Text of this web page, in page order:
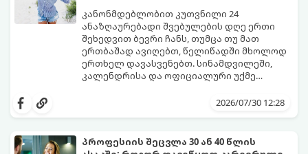
კანონმდებლობით კუთვნილი 24
ანაზღაურებადი შვებულების დღე ერთი
შეხედვით ბევრი ჩანს, თუმცა თუ მათ
ერთბაშად ავიღებთ, წელიწადში მხოლოდ
ერთხელ დავასვენებთ. სინამდვილეში,
კალენდრისა და ოფიციალური უქმე
შესაძლებელია შვებულების თითო-ოროლა
დღიანი უქმეები (Mini-Vacations).
ხრიკებს, თუ როგორ „გავწელოთ“
2026/07/30 12:28
პროფესიის შეცვლა 30 ან 40 წლის